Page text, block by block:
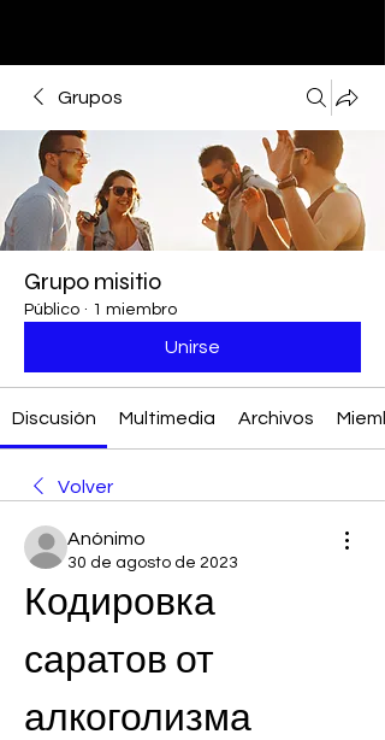
Grupos
Grupo misitio
Público · 1 miembro
Unirse
Discusión Multimedia Archivos
Volver
Anónimo
30 de agosto de 2023
Кодировка
саратов от
алкоголизма